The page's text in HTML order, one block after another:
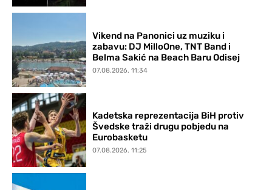
Vikend na Panonici uz muziku i
zabavu: DJ MilloOne, TNT Band i
Belma Sakić na Beach Baru Odisej
07.08.2026. 11:34
Kadetska reprezentacija BiH protiv
Švedske traži drugu pobjedu na
Eurobasketu
07.08.2026. 11:25